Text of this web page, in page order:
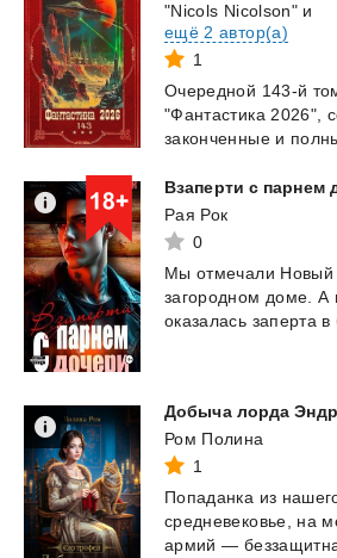
"Nicols Nicolson"и
ещё 2 автор(а)
1
Очередной 143-й
"Фантастика 2026",
законченные и
Взаперти с парнем
Рая Рок
0
Мы отмечали Новый
загородном доме. А
оказалась заперта в
Добыча лорда
Ром Полина
1
Попаданка из
средневековье, на
армий —